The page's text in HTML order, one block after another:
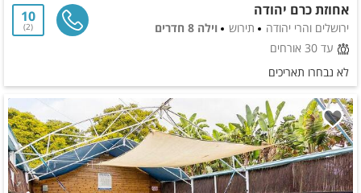
אחוזת כרם יהודה
ירושלים והרי יהודה תירוש
וילה 8 חדרים
עד 30 אורחים
10
2
לא נבחרו תאריכים